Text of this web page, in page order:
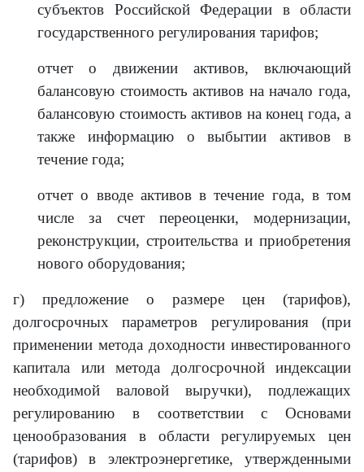
субъектов Российской Федерации в области
государственного регулирования тарифов;
отчет о движении активов, включающий
балансовую стоимость активов на начало года,
балансовую стоимость активов на конец года, а
также информацию о выбытии активов в
течение года;
отчет о вводе активов в течение года, в том
числе за счет переоценки, модернизации,
реконструкции, строительства и приобретения
нового оборудования;
г) предложение о размере цен (тарифов),
долгосрочных параметров регулирования (при
применении метода доходности инвестированного
капитала или метода долгосрочной индексации
необходимой валовой выручки), подлежащих
регулированию в соответствии с Основами
ценообразования в области регулируемых цен
(тарифов) в электроэнергетике, утвержденными